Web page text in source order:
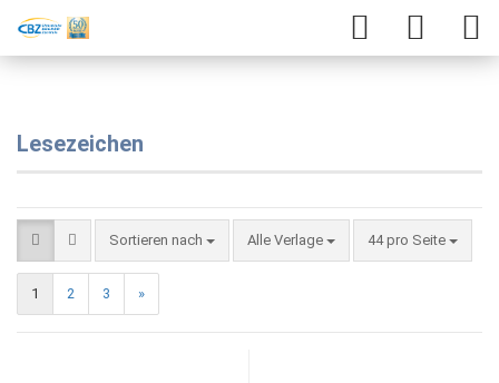
Lesezeichen
Sortieren nach Alle Verlage 44 pro Seite
1 2 3 »